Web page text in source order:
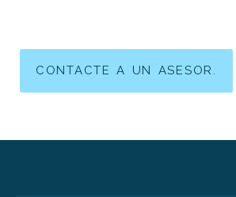
CONTACTE A UN ASESOR.